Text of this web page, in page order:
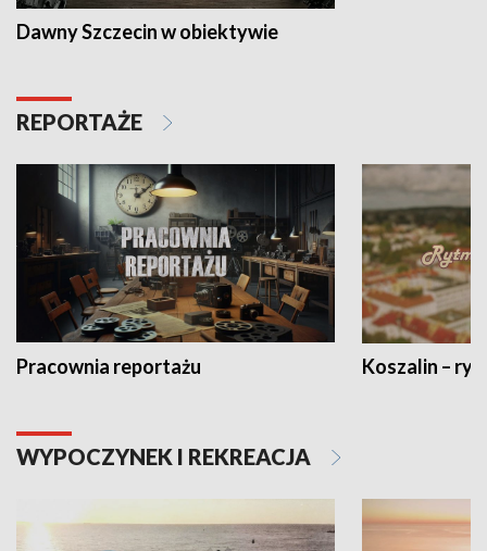
Dawny Szczecin w obiektywie
REPORTAŻE
Pracownia reportażu Koszalin –
WYPOCZYNEK I REKREACJA